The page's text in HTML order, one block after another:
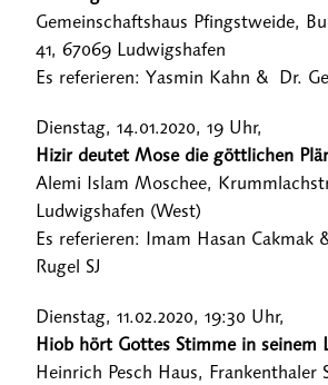
Gemeinschaftshaus Pfingstweide,
41, 67069 Ludwigshafen
Es referieren: Yasmin Kahn & Dr.
Dienstag, 14.01.2020, 19 Uhr,
Hizir deutet Mose die göttlichen
Alemi Islam Moschee,
Ludwigshafen (West)
Es referieren: Imam Hasan Cakmak
Rugel SJ
Dienstag, 11.02.2020, 19:30 Uhr,
Hiob hört Gottes Stimme in seinem
Heinrich Pesch Haus, Frankenthaler